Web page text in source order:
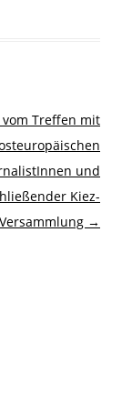
Treffen mit
und
Kiez-
Versammlung →